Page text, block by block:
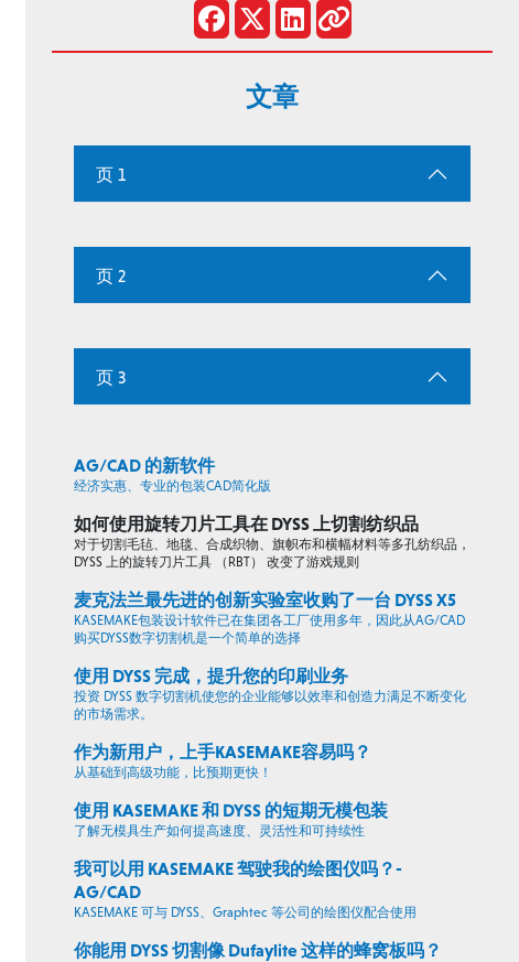
文章
页 1
页 2
页 3
AG/CAD 的新软件
经济实惠、专业的包装CAD简化版
如何使用旋转刀片工具在 DYSS 上切割纺织品
对于切割毛毡、地毯、合成织物、旗帜布和横幅材料等多孔纺织品，
DYSS 上的旋转刀片工具 （RBT） 改变了游戏规则
麦克法兰最先进的创新实验室收购了一台 DYSS X5
KASEMAKE包装设计软件已在集团各工厂使用多年，因此从AG/CAD
购买DYSS数字切割机是一个简单的选择
使用 DYSS 完成，提升您的印刷业务
投资 DYSS 数字切割机使您的企业能够以效率和创造力满足不断变化
的市场需求。
作为新用户，上手KASEMAKE容易吗？
从基础到高级功能，比预期更快！
使用 KASEMAKE 和 DYSS 的短期无模包装
了解无模具生产如何提高速度、灵活性和可持续性
我可以用 KASEMAKE 驾驶我的绘图仪吗？-
AG/CAD
KASEMAKE 可与 DYSS、Graphtec 等公司的绘图仪配合使用
你能用 DYSS 切割像 Dufaylite 这样的蜂窝板吗？